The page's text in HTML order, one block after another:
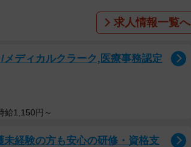
求人情報一覧へ
メディカルクラーク,医療事務認定
給1,150円～
経験の方も安心の研修・資格支